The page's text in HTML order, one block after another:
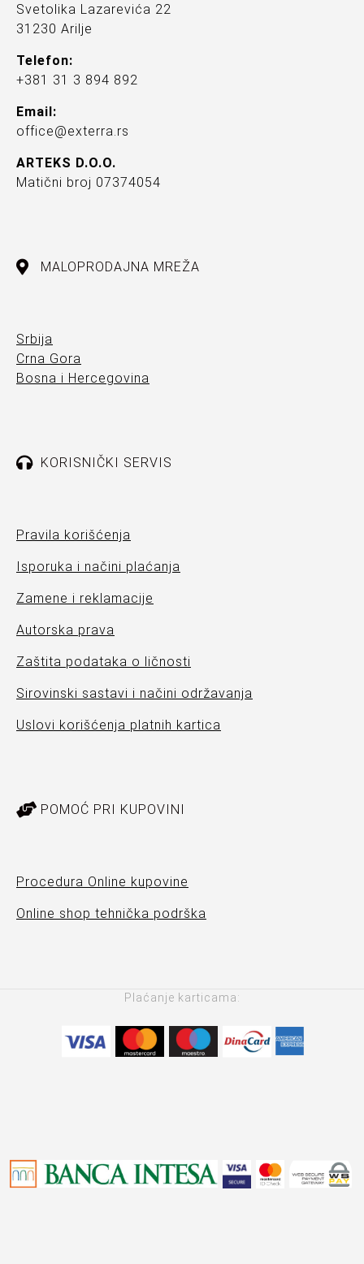
Svetolika Lazarevića 22
31230 Arilje
Telefon:
+381 31 3 894 892
Email:
office@exterra.rs
ARTEKS D.O.O.
Matični broj 07374054
MALOPRODAJNA MREŽA
Srbija
Crna Gora
Bosna i Hercegovina
KORISNIČKI SERVIS
Pravila korišćenja
Isporuka i načini plaćanja
Zamene i reklamacije
Autorska prava
Zaštita podataka o ličnosti
Sirovinski sastavi i načini održavanja
Uslovi korišćenja platnih kartica
POMOĆ PRI KUPOVINI
Procedura Online kupovine
Online shop tehnička podrška
Plaćanje karticama: